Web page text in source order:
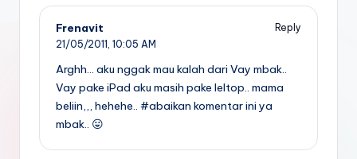
Frenavit
Reply
21/05/2011, 10:05 AM
Arghh… aku nggak mau kalah dari Vay mbak..
Vay pake iPad aku masih pake leltop.. mama
beliin,,, hehehe.. #abaikan komentar ini ya
mbak.. 😛